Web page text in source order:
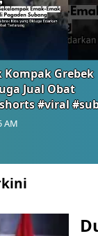
Kompak Grebek
Jual Obat
#viral
AM